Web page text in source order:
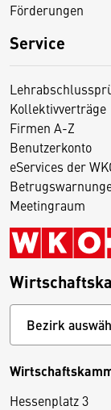
Förderungen
Service
Kollektivverträge
Firmen A-Z
Benutzerkonto
eServices der
Meetingraum
Hessenplatz 3